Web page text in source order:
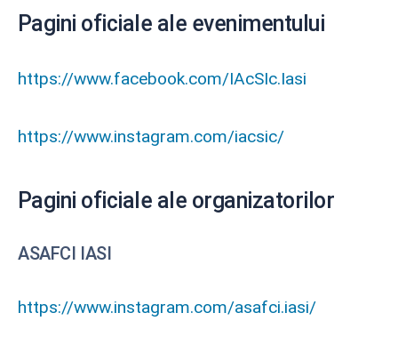
Pagini oficiale ale evenimentului
https://www.facebook.com/IAcSIc.Iasi
https://www.instagram.com/iacsic/
Pagini oficiale ale organizatorilor
ASAFCI IASI
https://www.instagram.com/asafci.iasi/